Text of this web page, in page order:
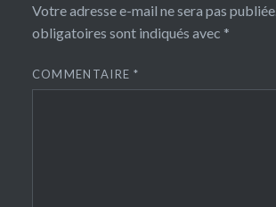
Votre adresse e-mail ne sera pas publiée.
obligatoires sont indiqués avec *
COMMENTAIRE*